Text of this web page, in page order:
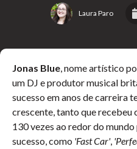
Laura Paro
Jonas Blue, nome artístico
um DJ e produtor musical
sucesso em anos de carreira
crescente, tanto que
130 vezes ao redor do
sucesso, como 'Fast Car',